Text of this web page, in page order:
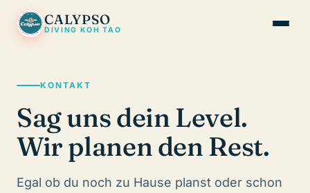
CALYPSO
DIVING KOH TAO
FAQ
Kontakt
KONTAKT
Sag uns dein Level.
Wir planen den Rest.
Egal ob du noch zu Hause planst oder schon